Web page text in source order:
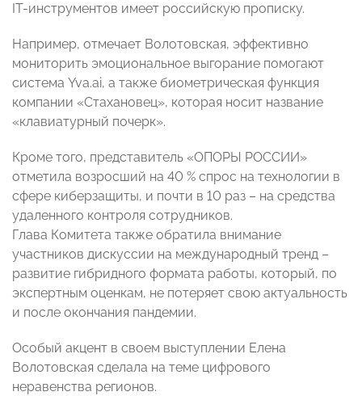
IT-инструментов имеет российскую прописку.
Например, отмечает Волотовская, эффективно
мониторить эмоциональное выгорание помогают
система Yva.ai, а также биометрическая функция
компании «Стахановец», которая носит название
«клавиатурный почерк».
Кроме того, представитель «ОПОРЫ РОССИИ»
отметила возросший на 40 % спрос на технологии в
сфере киберзащиты, и почти в 10 раз – на средства
удаленного контроля сотрудников.
Глава Комитета также обратила внимание
участников дискуссии на международный тренд –
развитие гибридного формата работы, который, по
экспертным оценкам, не потеряет свою актуальность
и после окончания пандемии.
Особый акцент в своем выступлении Елена
Волотовская сделала на теме цифрового
неравенства регионов.